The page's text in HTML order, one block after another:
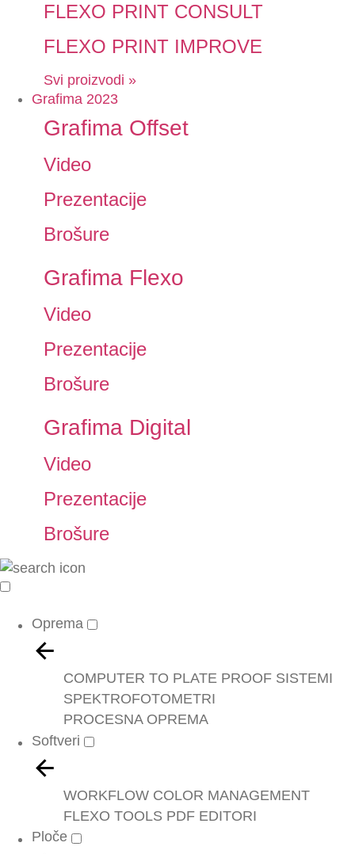
FLEXO PRINT CONSULT
FLEXO PRINT IMPROVE
Svi proizvodi »
Grafima 2023
Grafima Offset
Video
Prezentacije
Brošure
Grafima Flexo
Video
Prezentacije
Brošure
Grafima Digital
Video
Prezentacije
Brošure
Oprema
COMPUTER TO PLATE PROOF SISTEMI
SPEKTROFOTOMETRI
PROCESNA OPREMA
Softveri
WORKFLOW COLOR MANAGEMENT
FLEXO TOOLS PDF EDITORI
Ploče